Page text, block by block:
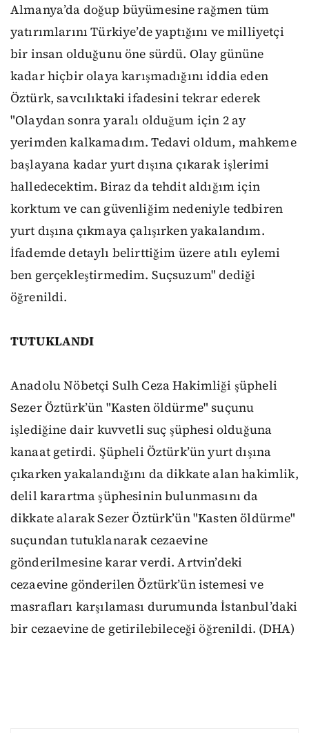
Almanya’da doğup büyümesine rağmen tüm
yatırımlarını Türkiye’de yaptığını ve milliyetçi
bir insan olduğunu öne sürdü. Olay gününe
kadar hiçbir olaya karışmadığını iddia eden
Öztürk, savcılıktaki ifadesini tekrar ederek
"Olaydan sonra yaralı olduğum için 2 ay
yerimden kalkamadım. Tedavi oldum, mahkeme
başlayana kadar yurt dışına çıkarak işlerimi
halledecektim. Biraz da tehdit aldığım için
korktum ve can güvenliğim nedeniyle tedbiren
yurt dışına çıkmaya çalışırken yakalandım.
İfademde detaylı belirttiğim üzere atılı eylemi
ben gerçekleştirmedim. Suçsuzum" dediği
öğrenildi.
TUTUKLANDI
Anadolu Nöbetçi Sulh Ceza Hakimliği şüpheli
Sezer Öztürk’ün "Kasten öldürme" suçunu
işlediğine dair kuvvetli suç şüphesi olduğuna
kanaat getirdi. Şüpheli Öztürk’ün yurt dışına
çıkarken yakalandığını da dikkate alan hakimlik,
delil karartma şüphesinin bulunmasını da
dikkate alarak Sezer Öztürk’ün "Kasten öldürme"
suçundan tutuklanarak cezaevine
gönderilmesine karar verdi. Artvin’deki
cezaevine gönderilen Öztürk’ün istemesi ve
masrafları karşılaması durumunda İstanbul’daki
bir cezaevine de getirilebileceği öğrenildi. (DHA)